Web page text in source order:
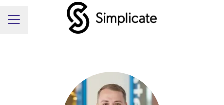
Carrièremenu